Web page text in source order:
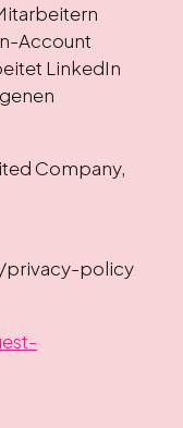
Account
LinkedIn
Company,
privacy-policy